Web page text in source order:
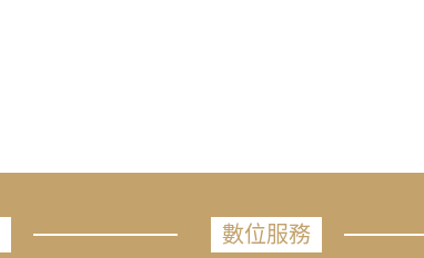
數位服務